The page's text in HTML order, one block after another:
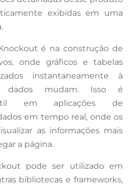
exibidas em uma
é na construção de
onde gráficos e tabelas
instantaneamente à
mudam. Isso é
em aplicações de
em tempo real, onde os
as informações mais
a página.
pode ser utilizado em
bibliotecas e frameworks,